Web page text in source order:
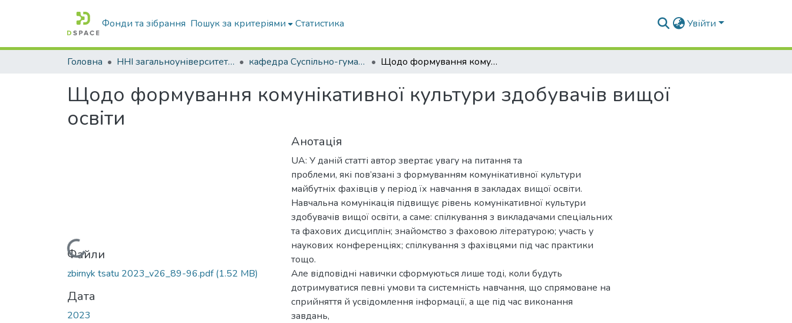
Фонди та зібрання Пошук за критеріями Статистика Увійти
Головна ННІ загальноуніверситетської підготовки кафедра Суспільно-гуманітарні науки Щодо формування комунікативної культури здобувачів вищої освіти
Щодо формування комунікативної культури здобувачів вищої
освіти
Вантажиться...
Файли
zbirnyk tsatu 2023_v26_89-96.pdf(1.52 MB)
Дата
2023
Анотація
UA: У даній статті автор звертає увагу на питання та
проблеми, які пов’язані з формуванням комунікативної культури
майбутніх фахівців у період їх навчання в закладах вищої освіти.
Навчальна комунікація підвищує рівень комунікативної культури
здобувачів вищої освіти, а саме: спілкування з викладачами спеціальних
та фахових дисциплін; знайомство з фаховою літературою; участь у
наукових конференціях; спілкування з фахівцями під час практики
тощо.
Але відповідні навички сформуються лише тоді, коли будуть
дотримуватися певні умови та системність навчання, що спрямоване на
сприйняття й усвідомлення інформації, а ще під час виконання
завдань,